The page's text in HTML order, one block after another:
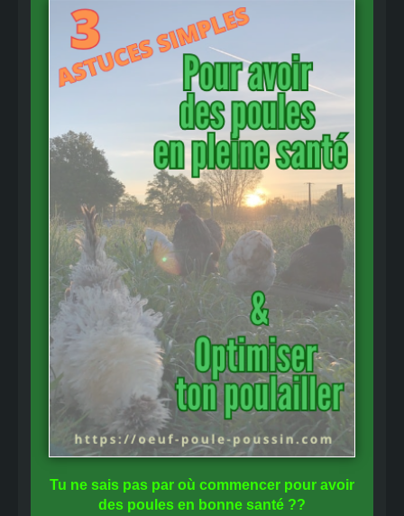
Tu ne sais pas par où commencer pour avoir
des poules en bonne santé ??